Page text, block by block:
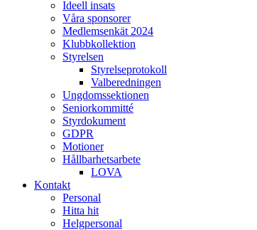
Ideell insats
Våra sponsorer
Medlemsenkät 2024
Klubbkollektion
Styrelsen
Styrelseprotokoll
Valberedningen
Ungdomssektionen
Seniorkommitté
Styrdokument
GDPR
Motioner
Hållbarhetsarbete
LOVA
Kontakt
Personal
Hitta hit
Helgpersonal